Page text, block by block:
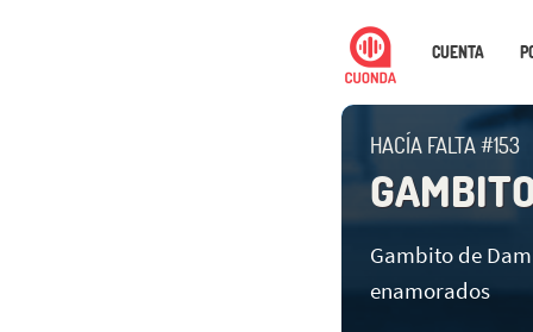
CUENTA
HACÍA FALTA #153
Gambito de
enamorados